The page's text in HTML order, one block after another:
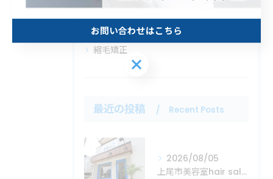
白髪ぼかし
トリートメント
縮毛矯正
最近の投稿 Recent Posts
2026/08/05
上尾市美容室hair salon Mare
お問い合わせはこちら
お問い合わせはこちら